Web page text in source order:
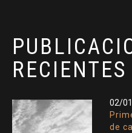
RECIENTES
02/
de